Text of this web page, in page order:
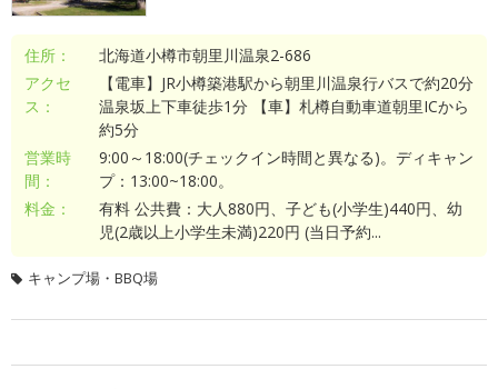
住所：
北海道小樽市朝里川温泉2-686
アクセ
ス：
【電車】JR小樽築港駅から朝里川温泉行バスで約20分
温泉坂上下車徒歩1分 【車】札樽自動車道朝里ICから
約5分
営業時
間：
9:00～18:00(チェックイン時間と異なる)。ディキャン
プ：13:00~18:00。
料金：
有料 公共費：大人880円、子ども(小学生)440円、幼
児(2歳以上小学生未満)220円 (当日予約...
キャンプ場・BBQ場